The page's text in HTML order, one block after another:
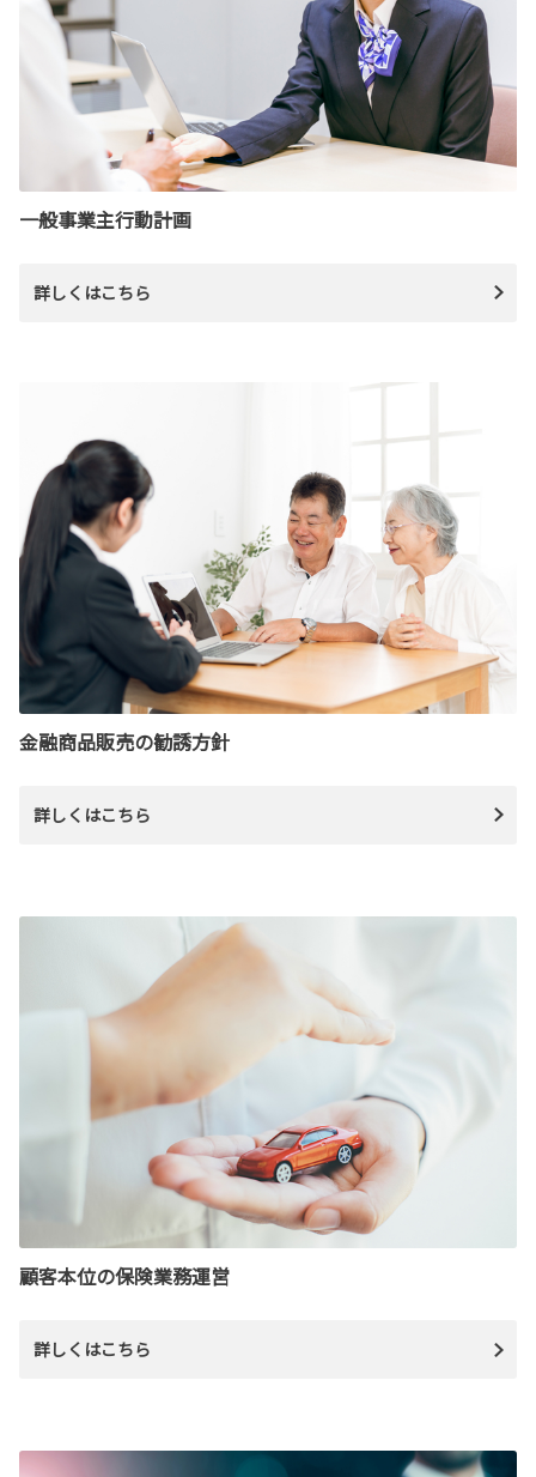
一般事業主行動計画
詳しくはこちら
金融商品販売の勧誘方針
詳しくはこちら
顧客本位の保険業務運営
詳しくはこちら